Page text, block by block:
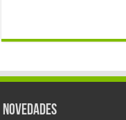
Novedades